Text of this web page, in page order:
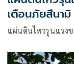
เตือนภัยสึนามิ
แผ่นดินไหวรุนแรง